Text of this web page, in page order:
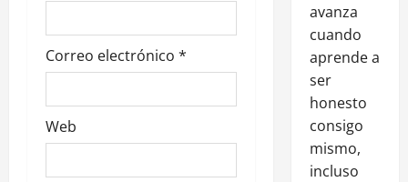
Correo electrónico *
Web
avanza
cuando
aprende a
ser
honesto
consigo
mismo,
incluso